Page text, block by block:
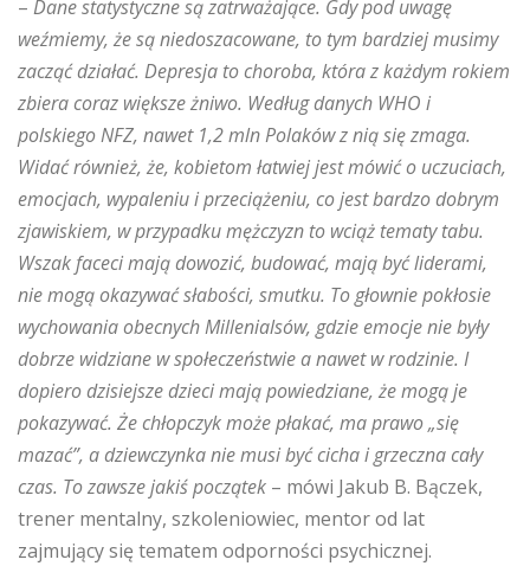
– Dane statystyczne są zatrważające. Gdy pod uwagę
weźmiemy, że są niedoszacowane, to tym bardziej musimy
zacząć działać. Depresja to choroba, która z każdym rokiem
zbiera coraz większe żniwo. Według danych WHO i
polskiego NFZ, nawet 1,2 mln Polaków z nią się zmaga.
Widać również, że, kobietom łatwiej jest mówić o uczuciach,
emocjach, wypaleniu i przeciążeniu, co jest bardzo dobrym
zjawiskiem, w przypadku mężczyzn to wciąż tematy tabu.
Wszak faceci mają dowozić, budować, mają być liderami,
nie mogą okazywać słabości, smutku. To głownie pokłosie
wychowania obecnych Millenialsów, gdzie emocje nie były
dobrze widziane w społeczeństwie a nawet w rodzinie. I
dopiero dzisiejsze dzieci mają powiedziane, że mogą je
pokazywać. Że chłopczyk może płakać, ma prawo „się
mazać”, a dziewczynka nie musi być cicha i grzeczna cały
czas. To zawsze jakiś początek – mówi Jakub B. Bączek,
trener mentalny, szkoleniowiec, mentor od lat
zajmujący się tematem odporności psychicznej.